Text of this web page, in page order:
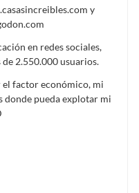
y
en redes sociales,
2.550.000 usuarios.
factor económico, mi
donde pueda explotar mi